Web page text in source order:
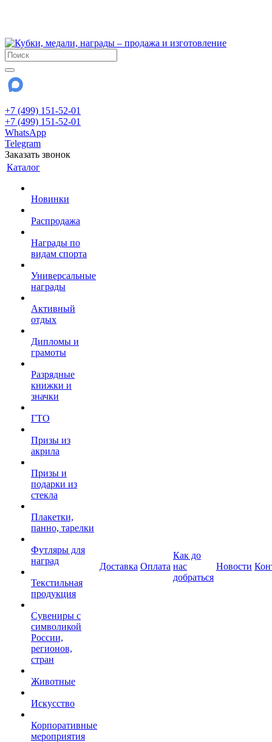
+7 (499) 151-52-01
+7 (499) 151-52-01
WhatsApp
Telegram
Заказать звонок
Каталог
Новинки
Распродажа
Награды по
видам спорта
Универсальные
награды
Активный
отдых
Дипломы и
грамоты
Разрядные
книжки и
значки
ГТО
Призы из
акрила
Призы и
подарки из
стекла
Плакетки,
панно, тарелки
Футляры для
наград
Текстильная
продукция
Сувениры с
символикой
России,
регионов,
стран
Животные
Искусство
Корпоративные
мероприятия
Доставка Оплата
Как до
нас
добраться
Новости